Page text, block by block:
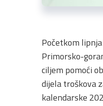
Početkom
Primorsko-
ciljem pomoći
dijela troškova
kalendarske